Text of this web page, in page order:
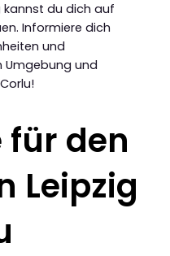
kannst du dich auf
Informiere dich
und
Umgebung und
für den
Leipzig